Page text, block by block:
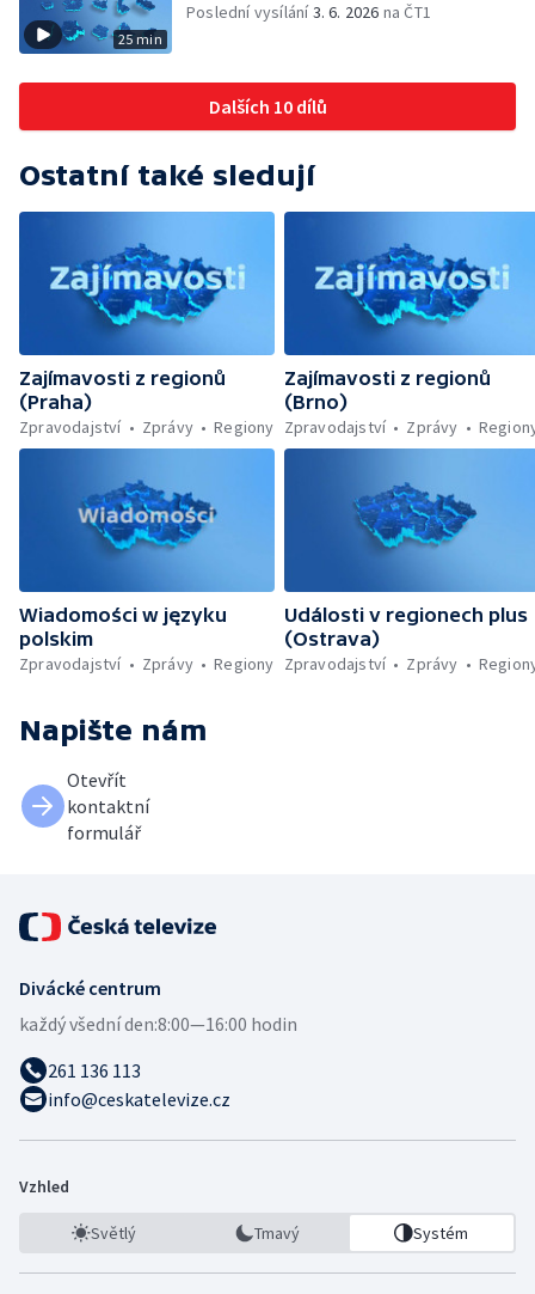
25 min
Poslední vysílání3. 6. 2026 na ČT1
Dalších 10 dílů
Ostatní také sledují
Zajímavosti z regionů
(Praha)
Zpravodajství
Zprávy Regiony
Zajímavosti z regionů
(Brno)
Zpravodajství
Zprávy
Wiadomości w języku
polskim
Zpravodajství
Zprávy Regiony
Události v regionech plus
(Ostrava)
Zpravodajství
Zprávy
Napište nám
Otevřít
kontaktní
formulář
Divácké centrum
každý všední den:8:00—16:00 hodin
261 136 113
info@ceskatelevize.cz
Vzhled
Světlý Tmavý Systém